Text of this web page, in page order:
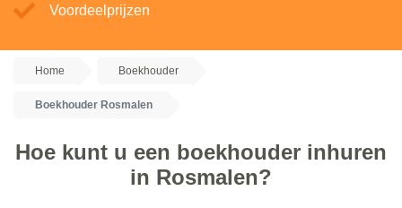
Voordeelprijzen
Home Boekhouder
Boekhouder Rosmalen
Hoe kunt u een boekhouder inhuren
in Rosmalen?